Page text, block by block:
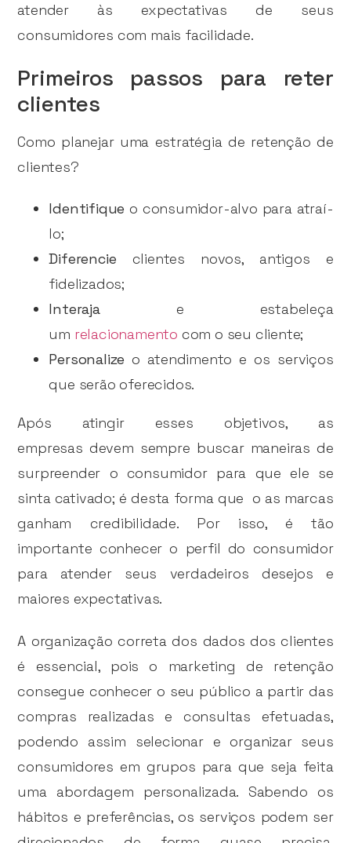
atender às expectativas de seus
consumidores com mais facilidade.
Primeiros passos para reter
clientes
Como planejar uma estratégia de retenção de
clientes?
Identifique o consumidor-alvo para atraí-
lo;
Diferencie clientes novos, antigos e
fidelizados;
Interajae estabeleça
um relacionamento com o seu cliente;
Personalize o atendimento e os serviços
que serão oferecidos.
Após atingir esses objetivos, as
empresas devem sempre buscar maneiras de
surpreender o consumidor para que ele se
sinta cativado; é desta forma que o as marcas
ganham credibilidade. Por isso, é tão
importante conhecer o perfil do consumidor
para atender seus verdadeiros desejos e
maiores expectativas.
A organização correta dos dados dos clientes
é essencial, pois o marketing de retenção
consegue conhecer o seu público a partir das
compras realizadas e consultas efetuadas,
podendo assim selecionar e organizar seus
consumidores em grupos para que seja feita
uma abordagem personalizada. Sabendo os
hábitos e preferências, os serviços podem ser